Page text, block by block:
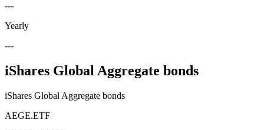
---
Yearly
---
iShares Global Aggregate bonds
iShares Global Aggregate bonds
AEGE.ETF